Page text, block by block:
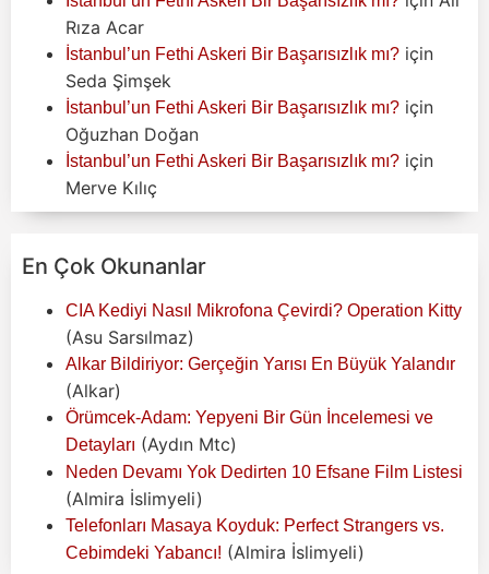
Rıza Acar
İstanbul’un Fethi Askeri Bir Başarısızlık mı? için
Seda Şimşek
İstanbul’un Fethi Askeri Bir Başarısızlık mı? için
Oğuzhan Doğan
İstanbul’un Fethi Askeri Bir Başarısızlık mı? için
Merve Kılıç
En Çok Okunanlar
CIA Kediyi Nasıl Mikrofona Çevirdi? Operation Kitty
(Asu Sarsılmaz)
Alkar Bildiriyor: Gerçeğin Yarısı En Büyük Yalandır
(Alkar)
Örümcek-Adam: Yepyeni Bir Gün İncelemesi ve
Detayları (Aydın Mtc)
Neden Devamı Yok Dedirten 10 Efsane Film Listesi
(Almira İslimyeli)
Telefonları Masaya Koyduk: Perfect Strangers vs.
Cebimdeki Yabancı! (Almira İslimyeli)